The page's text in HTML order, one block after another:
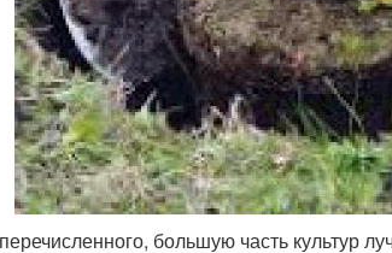
большую часть культур